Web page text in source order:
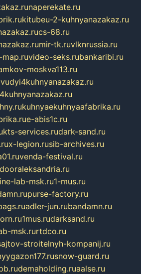
naperekate.ru
kitubeu-2-kuhnyanazakaz.ru
cs-68.ru
mir-tk.ruvlknrussia.ru
video-seks.rubankaribi.ru
moskva113.ru
kuhnyaekuhnyaafabrika.ru
e-abis1c.ru
kts-services.rudark-sand.ru
x-legion.rusib-archives.ru
venda-festival.ru
dooraleksandria.ru
lab-msk.ru1-mus.ru
purse-factory.ru
adler-jun.rubandamn.ru
1mus.rudarksand.ru
msk.rurtdco.ru
stroitelnyh-kompanij.ru
snow-guard.ru
demaholding.ruaalse.ru